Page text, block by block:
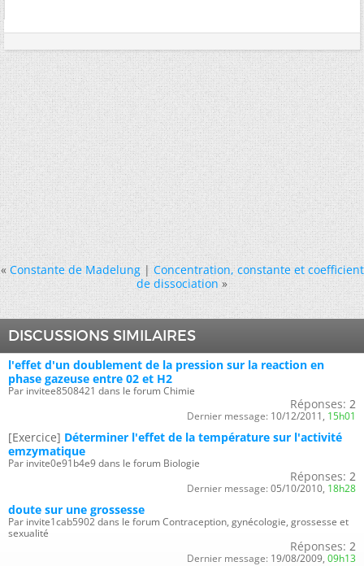
« Constante de Madelung|Concentration, constante et coefficient
de dissociation »
DISCUSSIONS SIMILAIRES
l'effet d'un doublement de la pression sur la reaction en
phase gazeuse entre 02 et H2
Par invitee8508421 dans le forum Chimie
Réponses: 2
Dernier message: 10/12/2011, 15h01
[Exercice] Déterminer l'effet de la température sur l'activité
emzymatique
Par invite0e91b4e9 dans le forum Biologie
Réponses: 2
Dernier message: 05/10/2010, 18h28
doute sur une grossesse
Par invite1cab5902 dans le forum Contraception, gynécologie, grossesse et
sexualité
Réponses: 2
Dernier message: 19/08/2009, 09h13